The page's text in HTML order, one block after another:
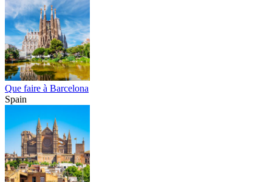
Que faire à Barcelona
Spain